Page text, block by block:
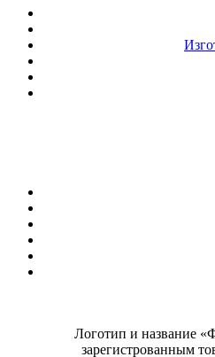
Логотип и название
зарегистрованным